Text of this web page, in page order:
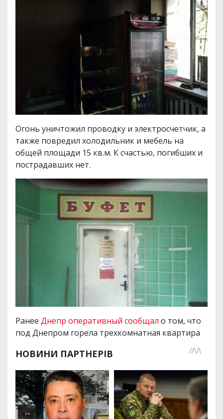
Огонь уничтожил проводку и электросчетчик, а
также повредил холодильник и мебель на
общей площади 15 кв.м. К счастью, погибших и
пострадавших нет.
Ранее Днепр оперативный сообщал о том, что
под Днепром горела трехкомнатная квартира